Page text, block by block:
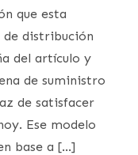
que esta
distribución
del artículo y
de suministro
de satisfacer
Ese modelo
base a […]